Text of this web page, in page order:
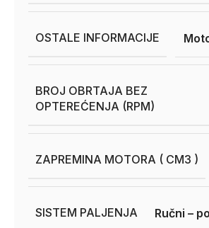
OSTALE INFORMACIJE
BROJ OBRTAJA BEZ
OPTEREĆENJA (RPM)
ZAPREMINA MOTORA ( CM3 )
SISTEM PALJENJA Ručni –